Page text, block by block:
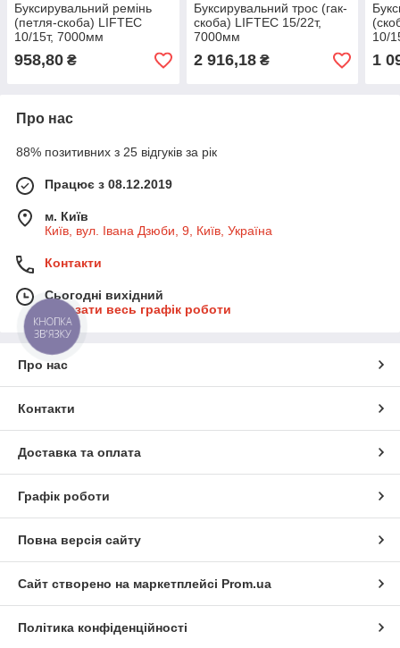
Буксирувальний ремінь
(петля-скоба) LIFTEC
10/15т, 7000мм
958,80 ₴
Буксирувальний трос (гак-
скоба) LIFTEC 15/22т,
7000мм
2 916,18₴
10/
1
Про нас
88% позитивних з 25 відгуків за рік
Працює з 08.12.2019
м. Київ
Київ, вул. Івана Дзюби, 9, Київ, Україна
Контакти
Сьогодні вихідний
Показати весь графік роботи
Про нас
Контакти
Доставка та оплата
Графік роботи
Повна версія сайту
Сайт створено на маркетплейсі Prom.ua
Політика конфіденційності
КНОПКА
ЗВ'ЯЗКУ